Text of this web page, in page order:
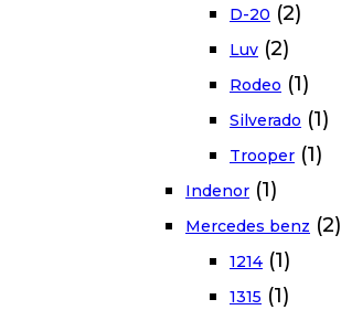
D-20 (2)
Luv (2)
Rodeo (1)
Silverado (1)
Trooper (1)
Indenor (1)
Mercedes benz (2)
1214 (1)
1315 (1)